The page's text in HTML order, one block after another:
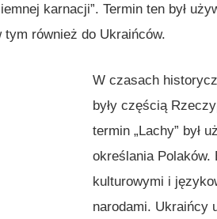
karnacji”. Termin ten był
również do Ukraińców.
W czasach
były częścią
termin „Lachy” był
określania Polaków.
kulturowymi i
narodami. Ukraińcy